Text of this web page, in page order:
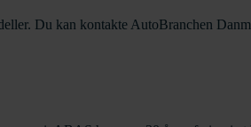
Du kan kontakte AutoBranchen